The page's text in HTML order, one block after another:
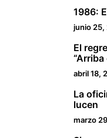
1986:
junio 25,
El
“Arriba
abril 18,
La
lucen
marzo